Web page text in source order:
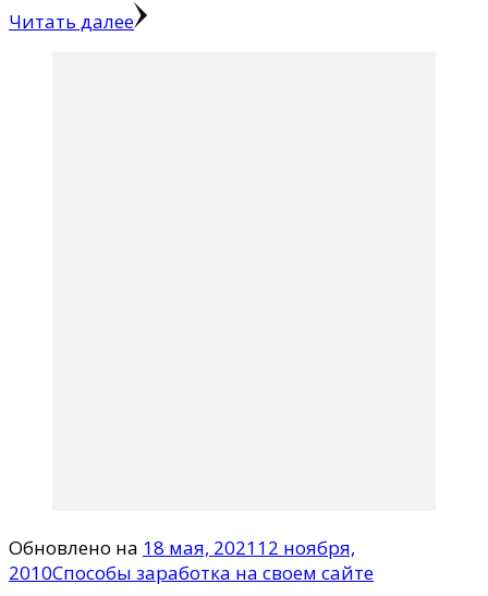
Читать далее
Обновлено на 18 мая, 202112 ноября,
2010Способы заработка на своем сайте